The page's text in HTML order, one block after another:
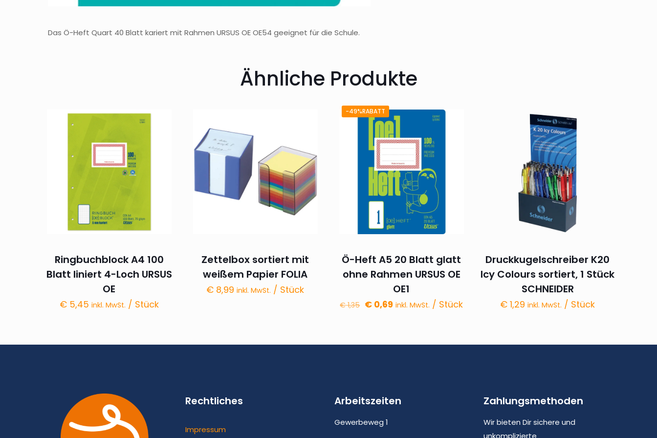
Das Ö-Heft Quart 40 Blatt kariert mit Rahmen URSUS OE OE54 geeignet für die Schule.
Menge
Ähnliche Produkte
Ringbuchblock A4 100
Blatt liniert 4-Loch URSUS
OE
€5,45 inkl. MwSt. / Stück
Zettelbox sortiert mit
weißem Papier FOLIA
€ 8,99 inkl. MwSt. / Stück
-49%RABATT
Ö-Heft A5 20 Blatt glatt
ohne Rahmen URSUS OE
OE1
€1,35 Ursprünglicher
€ 1,35
€ 0,69Aktueller
€ 0,69.
inkl. MwSt. / Stück
Druckkugelschreiber K20
Icy Colours sortiert, 1 Stück
SCHNEIDER
€ 1,29 inkl. MwSt. / Stück
Rechtliches
Impressum
Arbeitszeiten
Gewerbeweg 1
Zahlungsmethoden
Wir bieten Dir sichere und
unkomplizierte